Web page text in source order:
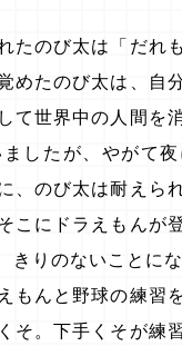
たのび太は「だれ
めたのび太は、自
て世界中の人間を
したが、やがて
、のび太は耐え
にドラえもんが
きりのないことに
もんと野球の練習
そ。下手くそが練